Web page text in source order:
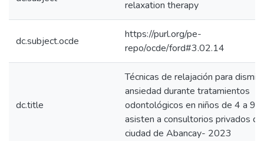
relaxation therapy
dc.subject.ocde
https://purl.org/pe-
repo/ocde/ford#3.02.14
dc.title
Técnicas de relajación para
ansiedad durante tratamientos
odontológicos en niños de 4 a 9
asisten a consultorios privados
ciudad de Abancay- 2023